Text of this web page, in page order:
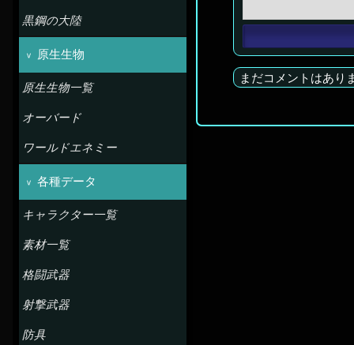
まだコメントはあり
黒鋼の大陸
原生生物
原生生物一覧
オーバード
ワールドエネミー
各種データ
キャラクター一覧
素材一覧
格闘武器
射撃武器
防具